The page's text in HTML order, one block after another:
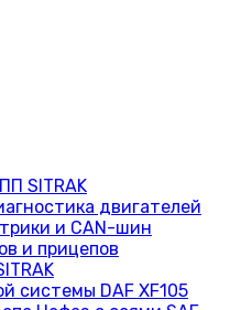
SITRAK
двигателей
и CAN-шин
и прицепов
системы DAF XF105